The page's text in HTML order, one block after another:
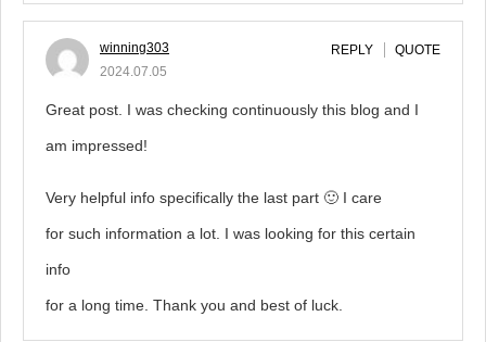
winning303
2024.07.05
REPLY QUOTE
Great post. I was checking continuously this blog and I
am impressed!
Very helpful info specifically the last part 🙂 I care
for such information a lot. I was looking for this certain
info
for a long time. Thank you and best of luck.